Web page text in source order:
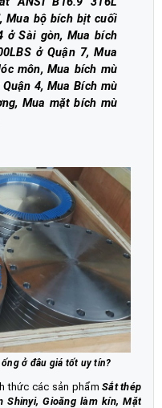
Mua bộ bích bịt cuối
ở Sài gòn, Mua bích
ở Quận 7, Mua
môn, Mua bích mù
4, Mua Bích mù
Mua mặt bích mù
ở đâu giá tốt uy tín?
thức các sản phẩm Sắt thép
Shinyi,Gioăng làm kín,Mặt